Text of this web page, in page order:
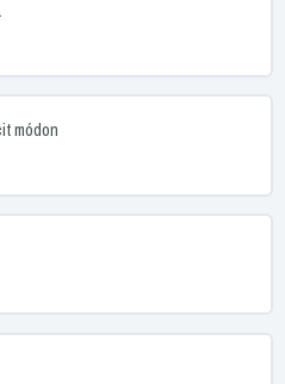
módon